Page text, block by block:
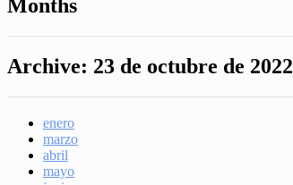
Months
Archive: 23 de octubre de 2022
enero
marzo
abril
mayo